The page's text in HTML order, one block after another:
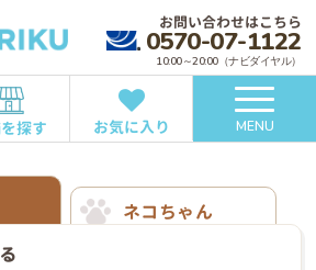
お問い合わせはこちら
0570-07-1122
10:00～20:00（ナビダイヤル）
探す お気に入り MENU
ネコちゃん